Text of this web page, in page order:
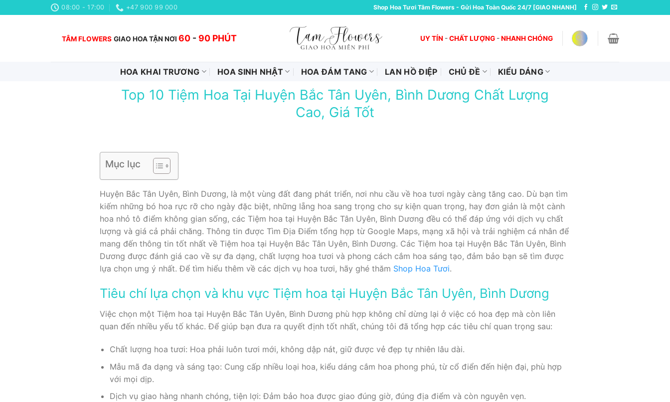
đến
08:00 - 17:00 +47 900 99 000 Shop Hoa Tươi Tâm Flowers - Gửi Hoa Toàn Quốc 24/7 [GIAO NHANH]
TÂM FLOWERS GIAO HOA TẬN NƠI 60 - 90 PHÚT UY TÍN -CHẤT LƯỢNG -NHANH CHÓNG
HOA KHAI TRƯƠNG HOA SINH NHẬT HOA ĐÁM TANG LAN HỒ ĐIỆP CHỦ ĐỀ KIỂU DÁNG
Top 10 Tiệm Hoa Tại Huyện Bắc Tân Uyên, Bình Dương Chất Lượng
Cao, Giá Tốt
Mục lục
Huyện Bắc Tân Uyên, Bình Dương, là một vùng đất đang phát triển, nơi nhu cầu về hoa tươi ngày càng tăng cao. Dù bạn tìm
kiếm những bó hoa rực rỡ cho ngày đặc biệt, những lẵng hoa sang trọng cho sự kiện quan trọng, hay đơn giản là một cành
hoa nhỏ tô điểm không gian sống, các Tiệm hoa tại Huyện Bắc Tân Uyên, Bình Dương đều có thể đáp ứng với dịch vụ chất
lượng và giá cả phải chăng. Thông tin được Tìm Địa Điểm tổng hợp từ Google Maps, mạng xã hội và trải nghiệm cá nhân để
mang đến thông tin tốt nhất về Tiệm hoa tại Huyện Bắc Tân Uyên, Bình Dương. Các Tiệm hoa tại Huyện Bắc Tân Uyên, Bình
Dương được đánh giá cao về sự đa dạng, chất lượng hoa tươi và phong cách cắm hoa sáng tạo, đảm bảo bạn sẽ tìm được
lựa chọn ưng ý nhất. Để tìm hiểu thêm về các dịch vụ hoa tươi, hãy ghé thăm Shop Hoa Tươi.
Tiêu chí lựa chọn và khu vực Tiệm hoa tại Huyện Bắc Tân Uyên, Bình Dương
Việc chọn một Tiệm hoa tại Huyện Bắc Tân Uyên, Bình Dương phù hợp không chỉ dừng lại ở việc có hoa đẹp mà còn liên
quan đến nhiều yếu tố khác. Để giúp bạn đưa ra quyết định tốt nhất, chúng tôi đã tổng hợp các tiêu chí quan trọng sau:
Chất lượng hoa tươi: Hoa phải luôn tươi mới, không dập nát, giữ được vẻ đẹp tự nhiên lâu dài.
Mẫu mã đa dạng và sáng tạo: Cung cấp nhiều loại hoa, kiểu dáng cắm hoa phong phú, từ cổ điển đến hiện đại, phù hợp
với mọi dịp.
Dịch vụ giao hàng nhanh chóng, tiện lợi: Đảm bảo hoa được giao đúng giờ, đúng địa điểm và còn nguyên vẹn.